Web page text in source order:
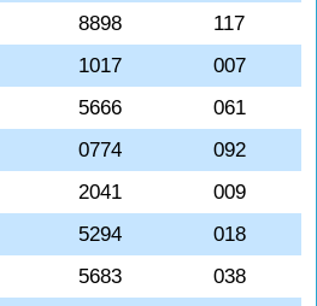
8898
117
1017
007
5666
061
0774
092
2041
009
5294
018
5683
038